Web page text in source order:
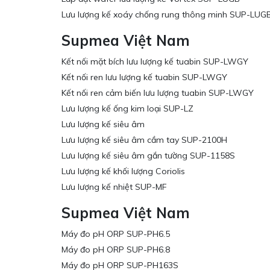
Lưu lượng kế xoáy chống rung thông minh SUP-
Supmea Việt Nam
Kết nối mặt bích lưu lượng kế tuabin SUP-LWGY
Kết nối ren lưu lượng kế tuabin SUP-LWGY
Kết nối ren cảm biến lưu lượng tuabin SUP-LWGY
Lưu lượng kế ống kim loại SUP-LZ
Lưu lượng kế siêu âm
Lưu lượng kế siêu âm cầm tay SUP-2100H
Lưu lượng kế siêu âm gắn tường SUP-1158S
Lưu lượng kế khối lượng Coriolis
Lưu lượng kế nhiệt SUP-MF
Supmea Việt Nam
Máy đo pH ORP SUP-PH6.5
Máy đo pH ORP SUP-PH6.8
Máy đo pH ORP SUP-PH163S